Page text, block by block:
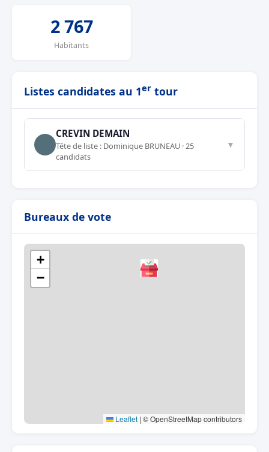
2 767
Habitants
Listes candidates au 1er tour
CREVIN DEMAIN
Tête de liste : Dominique BRUNEAU · 25
candidats
▼
Bureaux de vote
+
−
Leaflet | © OpenStreetMap contributors